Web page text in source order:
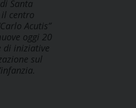
Santa
il centro
Acutis”
oggi 20
di iniziative
sul